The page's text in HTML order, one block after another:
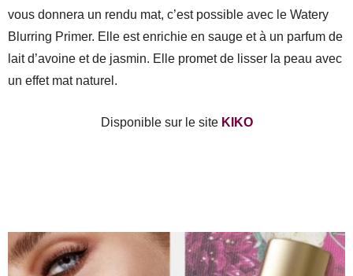
vous donnera un rendu mat, c’est possible avec le Watery
Blurring Primer. Elle est enrichie en sauge et à un parfum de
lait d’avoine et de jasmin. Elle promet de lisser la peau avec
un effet mat naturel.
Disponible sur le site KIKO